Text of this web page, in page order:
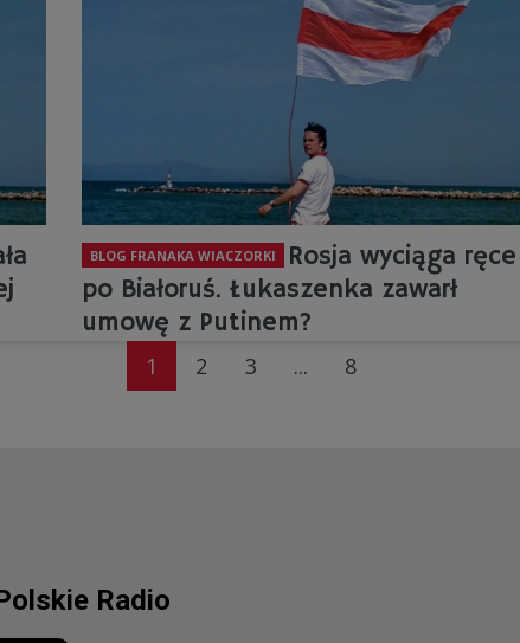
BLOG FRANAKA WIACZORKI
Rosja wyciąga ręce
po Białoruś. Łukaszenka zawarł
umowę z Putinem?
1 2 3 ... 8
Radio